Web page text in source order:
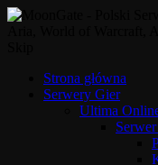
Strona główna
Serwery Gier
Ultima